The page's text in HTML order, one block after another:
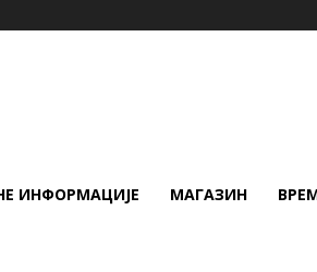
ИНФОРМАЦИЈЕ МАГАЗИН